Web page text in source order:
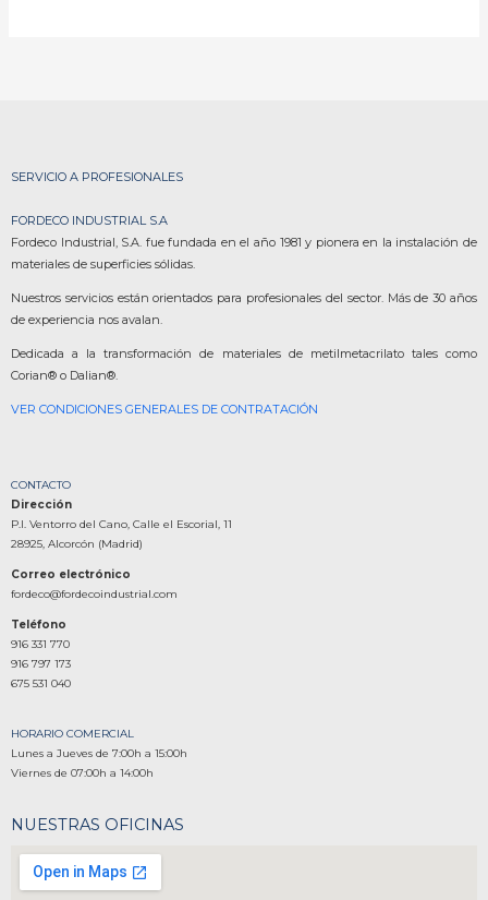
SERVICIO A PROFESIONALES
FORDECO INDUSTRIAL S.A
Fordeco Industrial, S.A. fue fundada en el año 1981 y pionera en la instalación de
materiales de superficies sólidas.
Nuestros servicios están orientados para profesionales del sector. Más de 30 años
de experiencia nos avalan.
Dedicada a la transformación de materiales de metilmetacrilato tales como
Corian® o Dalian®.
VER CONDICIONES GENERALES DE CONTRATACIÓN
CONTACTO
Dirección
P.I. Ventorro del Cano, Calle el Escorial, 11
28925, Alcorcón (Madrid)
Correo electrónico
fordeco@fordecoindustrial.com
Teléfono
916 331 770
916 797 173
675 531 040
HORARIO COMERCIAL
Lunes a Jueves de 7:00h a 15:00h
Viernes de 07:00h a 14:00h
NUESTRAS OFICINAS